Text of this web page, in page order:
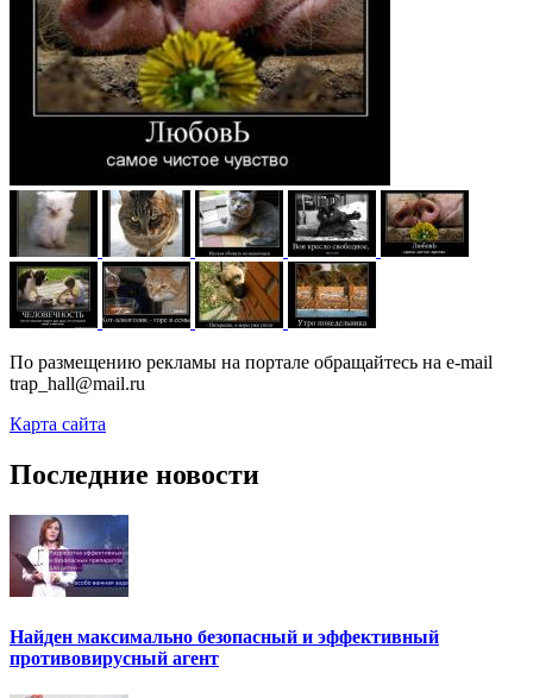
По размещению рекламы на портале обращайтесь на e-mail
trap_hall@mail.ru
Карта сайта
Последние новости
Найден максимально безопасный и эффективный
противовирусный агент